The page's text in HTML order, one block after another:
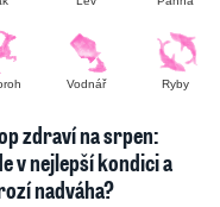
Vodnář Ryby
zdraví na srpen:
v nejlepší kondici a
nadváha?